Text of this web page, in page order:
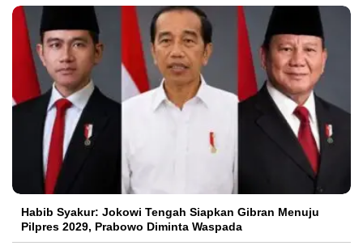
Habib Syakur: Jokowi Tengah Siapkan Gibran Menuju
Pilpres 2029, Prabowo Diminta Waspada